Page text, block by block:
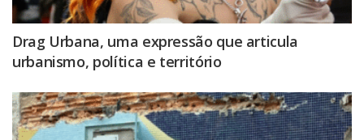
Drag Urbana, uma expressão que articula
urbanismo, política e território